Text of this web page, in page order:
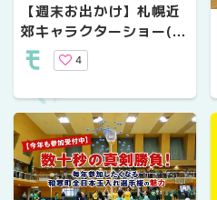
【週末お出かけ】札幌近
郊キャラクターショー(2
026年8月～9月)
4